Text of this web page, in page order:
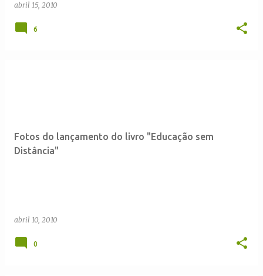
abril 15, 2010
6
Fotos do lançamento do livro "Educação sem
Distância"
abril 10, 2010
0